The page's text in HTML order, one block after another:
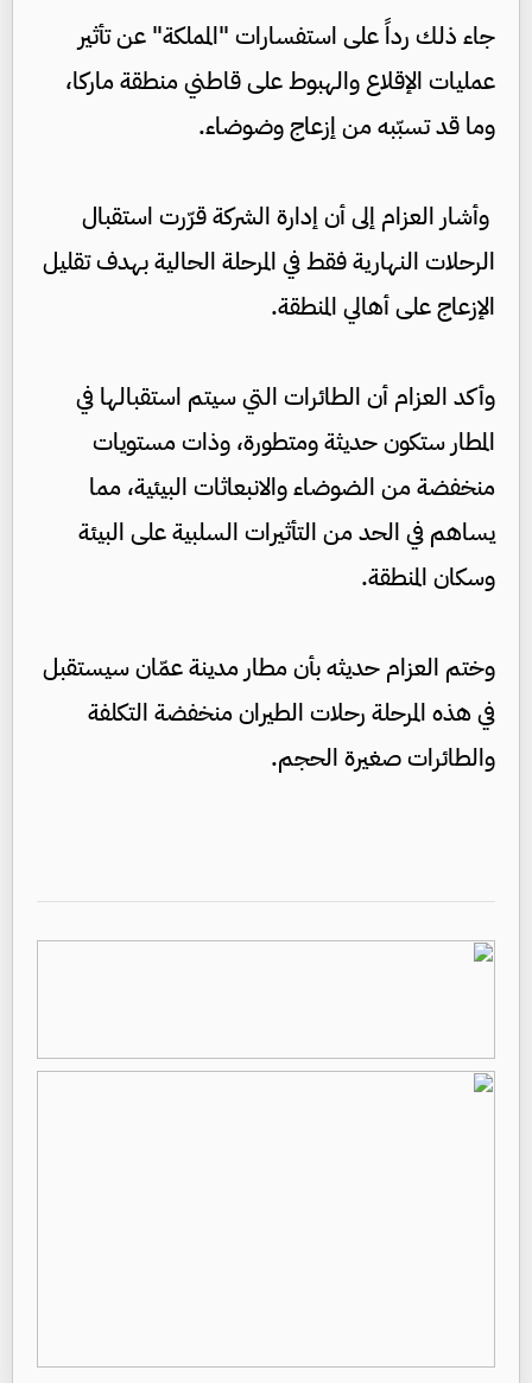
جاء ذلك رداً على استفسارات "المملكة" عن تأثير
عمليات الإقلاع والهبوط على قاطني منطقة ماركا،
وما قد تسبّبه من إزعاج وضوضاء.
وأشار العزام إلى أن إدارة الشركة قرّرت استقبال
الرحلات النهارية فقط في المرحلة الحالية بهدف تقليل
الإزعاج على أهالي المنطقة.
وأكد العزام أن الطائرات التي سيتم استقبالها في
المطار ستكون حديثة ومتطورة، وذات مستويات
منخفضة من الضوضاء والانبعاثات البيئية، مما
يساهم في الحد من التأثيرات السلبية على البيئة
وسكان المنطقة.
وختم العزام حديثه بأن مطار مدينة عمّان سيستقبل
في هذه المرحلة رحلات الطيران منخفضة التكلفة
والطائرات صغيرة الحجم.